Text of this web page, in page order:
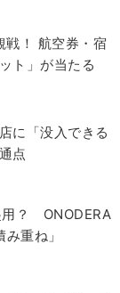
戦！ 航空券・宿
ト」が当たる
に「没入できる
点
用？ ONODERA
重ね」